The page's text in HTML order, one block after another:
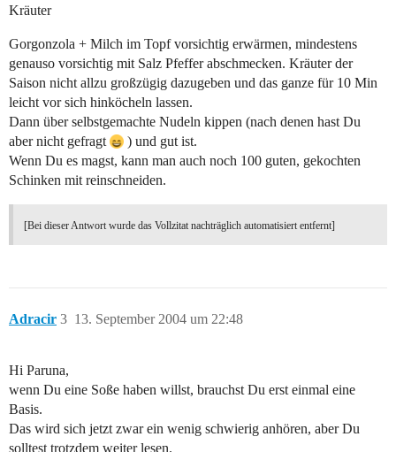
Kräuter
Gorgonzola + Milch im Topf vorsichtig erwärmen, mindestens
genauso vorsichtig mit Salz Pfeffer abschmecken. Kräuter der
Saison nicht allzu großzügig dazugeben und das ganze für 10 Min
leicht vor sich hinköcheln lassen.
Dann über selbstgemachte Nudeln kippen (nach denen hast Du
aber nicht gefragt
) und gut ist.
Wenn Du es magst, kann man auch noch 100 guten, gekochten
Schinken mit reinschneiden.
[Bei dieser Antwort wurde das Vollzitat nachträglich automatisiert entfernt]
Adracir 13. September 2004 um 22:48
3
Hi Paruna,
wenn Du eine Soße haben willst, brauchst Du erst einmal eine
Basis.
Das wird sich jetzt zwar ein wenig schwierig anhören, aber Du
solltest trotzdem weiter lesen.